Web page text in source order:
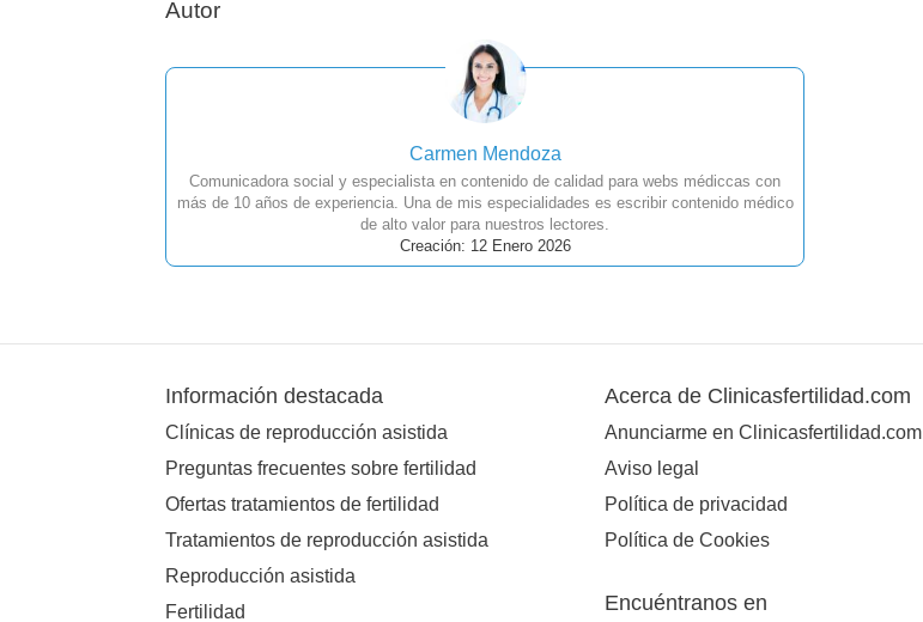
Autor
Carmen Mendoza
Comunicadora social y especialista en contenido de calidad para webs médiccas con
más de 10 años de experiencia. Una de mis especialidades es escribir contenido médico
de alto valor para nuestros lectores.
Creación: 12 Enero 2026
Información destacada
Clínicas de reproducción asistida
Preguntas frecuentes sobre fertilidad
Ofertas tratamientos de fertilidad
Tratamientos de reproducción asistida
Reproducción asistida
Fertilidad
Acerca de Clinicasfertilidad.com
Anunciarme en Clinicasfertilidad.com
Aviso legal
Política de privacidad
Política de Cookies
Encuéntranos en